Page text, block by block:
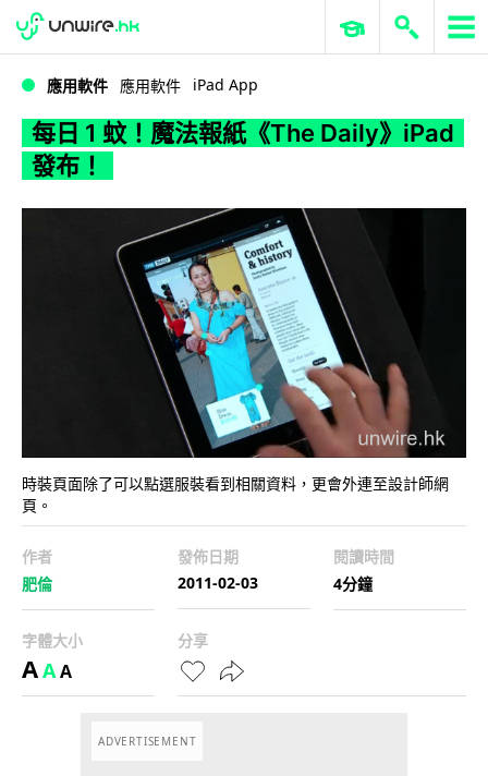
WWDC 2026 ERP 與商業 AI
應用軟件 應用軟件 iPad App
每日 1 蚊！魔法報紙《The Daily》iPad
發布！
時裝頁面除了可以點選服裝看到相關資料，更會外連至設計師網
頁。
作者
肥倫
發佈日期
2011-02-03
閱讀時間
4分鐘
字體大小
AAA
分享
ADVERTISEMENT